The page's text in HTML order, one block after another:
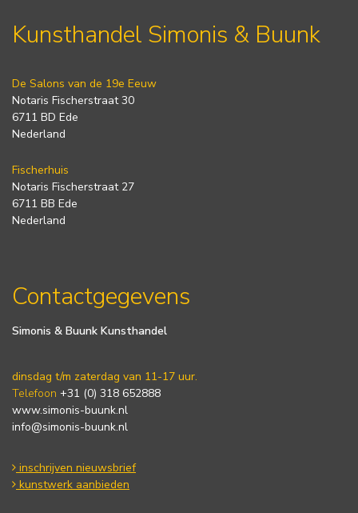
Kunsthandel Simonis & Buunk
De Salons van de 19e Eeuw
Notaris Fischerstraat 30
6711 BD Ede
Nederland
Fischerhuis
Notaris Fischerstraat 27
6711 BB Ede
Nederland
Contactgegevens
Simonis & Buunk Kunsthandel
dinsdag t/m zaterdag van 11-17 uur.
Telefoon +31 (0) 318 652888
www.simonis-buunk.nl
info@simonis-buunk.nl
inschrijven nieuwsbrief
kunstwerk aanbieden